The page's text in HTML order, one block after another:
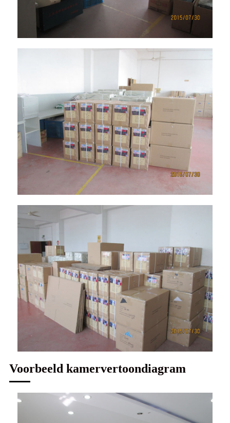
Voorbeeld kamervertoondiagram